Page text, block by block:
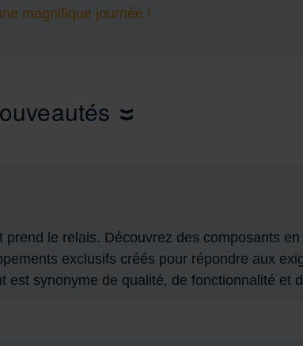
magnifique journée !
le relais. Découvrez des composants
exclusifs créés pour répondre aux
synonyme de qualité, de fonctionnalité et